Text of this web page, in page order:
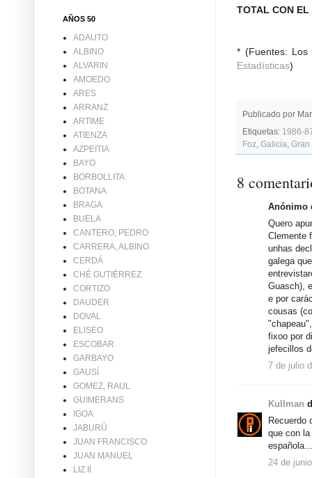
TOTAL CON
* (Fuentes:
Estadísticas)
Publicado por
Etiquetas: 1986-
Foz Galicia Gran
8
Anónimo
Quero
Clemente
unhas
galega
Guasch),
e por
cousas
fixoo por
jefecillos
7 de julio
Kullman
Recuerdo
que con
24 de
AÑOS 50
ADAUTO
ALBINO
ALVARIN
AMOEDO
ARES
ARRANZ
ARTIME
ATIENZA
AZPEITIA
BAYO
BORBOLLITA
BOTANA
BRAGA
BUELA
CANTERO, PEDRO
CARRERA, ALBINO
CERDÁ
CHÉ GUTIÉRREZ
CORTIZO
DAUDER
DOVAL
ELISEO
ESCOBAR
GARBAYO
GAUSÍ
GOMEZ, RAUL
GUIMERANS
IGOA
JABURÚ
JUAN FRANCISCO
JUAN MANUEL
LIZ II